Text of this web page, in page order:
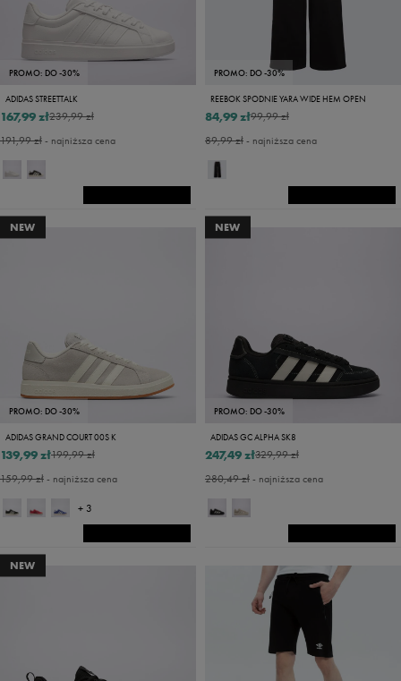
PROMO: DO -30%
ADIDAS STREETTALK
239,99 zł
167,99 zł
191,99 zł- najniższa cena
PROMO: DO -30%
REEBOK SPODNIE YARA WIDE HEM OPEN
99,99 zł
84,99 zł
89,99 zł- najniższa cena
NEW
PROMO: DO -30%
ADIDAS GRAND COURT 00S K
199,99 zł
139,99 zł
159,99 zł- najniższa cena
+ 3
NEW
PROMO: DO -30%
ADIDAS GC ALPHA SK8
329,99 zł
247,49 zł
280,49 zł- najniższa cena
NEW